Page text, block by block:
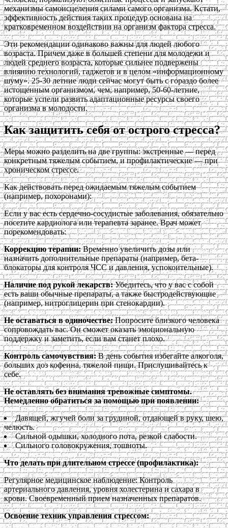
механизмы самоисцеления силами самого организма. Кстати,
эффективность действия таких процедур основана на
кратковременном воздействии на организм фактора стресса.
Эти рекомендации одинаково важны для людей любого
возраста. Причем даже в большей степени для молодежи и
людей среднего возраста, которые сильнее подвержены
влиянию технологий, гаджетов и в целом «информационному
шуму». 25-30 летние люди сейчас могут быть с гораздо более
истощенным организмом, чем, например, 50-60-летние,
которые успели развить адаптационные ресурсы своего
организма в молодости.
Как защитить себя от острого стресса?
Меры можно разделить на две группы: экстренные — перед
конкретным тяжелым событием, и профилактические — при
хроническом стрессе.
Как действовать перед ожидаемым тяжелым событием
(например, похоронами):
Если у вас есть сердечно-сосудистые заболевания, обязательно
посетите кардиолога или терапевта заранее. Врач может
порекомендовать:
Коррекцию терапии:Временно увеличить дозы или
назначить дополнительные препараты (например, бета-
блокаторы для контроля ЧСС и давления, успокоительные).
Наличие под рукой лекарств:Убедитесь, что у вас с собой
есть ваши обычные препараты, а также быстродействующие
(например, нитроглицерин при стенокардии).
Не оставаться в одиночестве:Попросите близкого человека
сопровождать вас. Он сможет оказать эмоциональную
поддержку и заметить, если вам станет плохо.
Контроль самочувствия:В день события избегайте алкоголя,
больших доз кофеина, тяжелой пищи. Прислушивайтесь к
себе.
Не оставлять без внимания тревожные симптомы.
Немедленно обратиться за помощью при появлении:
Давящей, жгучей боли за грудиной, отдающей в руку, шею,
челюсть.
Сильной одышки, холодного пота, резкой слабости.
Сильного головокружения, тошноты.
Что делать при длительном стрессе (профилактика):
Регулярное медицинское наблюдение: Контроль
артериального давления, уровня холестерина и сахара в
крови. Своевременный прием назначенных препаратов.
Освоение техник управления стрессом: